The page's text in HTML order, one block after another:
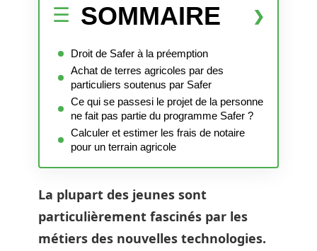
SOMMAIRE
Droit de Safer à la préemption
Achat de terres agricoles par des
particuliers soutenus par Safer
Ce qui se passesi le projet de la personne
ne fait pas partie du programme Safer ?
Calculer et estimer les frais de notaire
pour un terrain agricole
La plupart des jeunes sont
particulièrement fascinés par les
métiers des nouvelles technologies.